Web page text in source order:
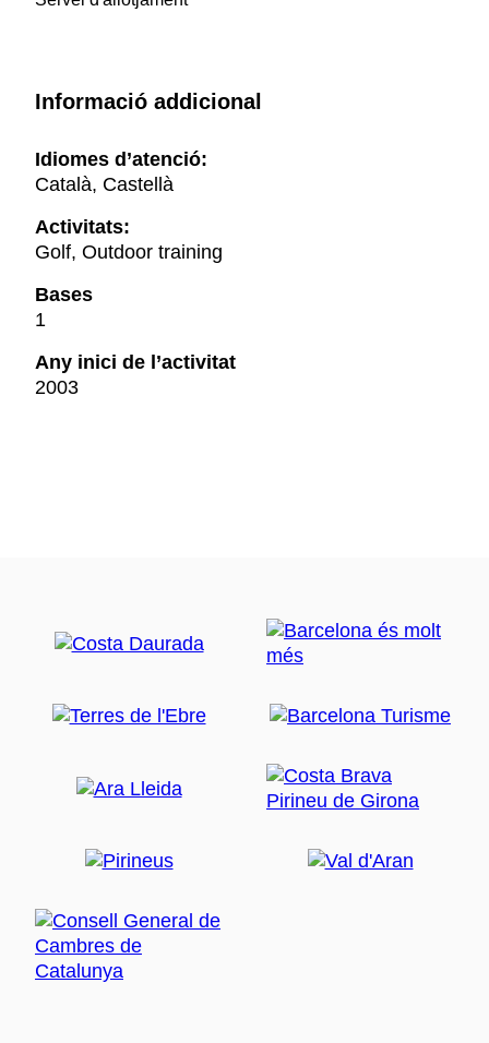
Informació addicional
Idiomes d’atenció:
Català, Castellà
Activitats:
Golf, Outdoor training
Bases
1
Any inici de l’activitat
2003